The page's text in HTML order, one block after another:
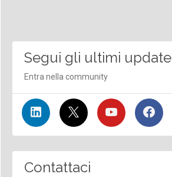
Segui gli ultimi update
Entra nella community
Contattaci